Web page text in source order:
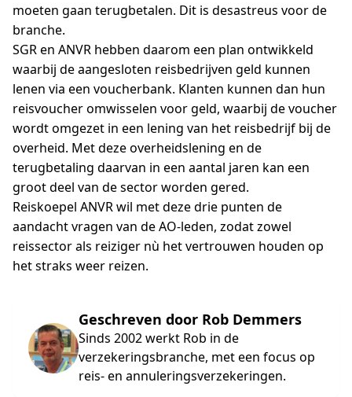
moeten gaan terugbetalen. Dit is desastreus voor de
branche.
SGR en ANVR hebben daarom een plan ontwikkeld
waarbij de aangesloten reisbedrijven geld kunnen
lenen via een voucherbank. Klanten kunnen dan hun
reisvoucher omwisselen voor geld, waarbij de voucher
wordt omgezet in een lening van het reisbedrijf bij de
overheid. Met deze overheidslening en de
terugbetaling daarvan in een aantal jaren kan een
groot deel van de sector worden gered.
Reiskoepel ANVR wil met deze drie punten de
aandacht vragen van de AO-leden, zodat zowel
reissector als reiziger nù het vertrouwen houden op
het straks weer reizen.
Geschreven door Rob Demmers
Sinds 2002 werkt Rob in de
verzekeringsbranche, met een focus op
reis- en annuleringsverzekeringen.